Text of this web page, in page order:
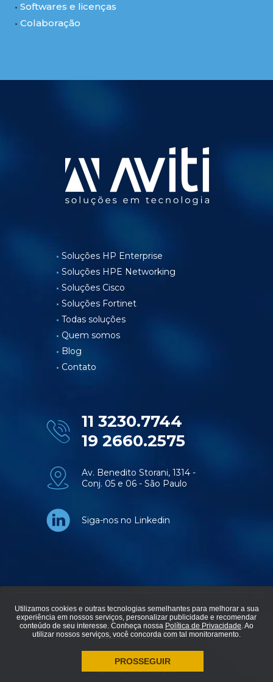
Softwares e licenças
Colaboração
Soluções HP Enterprise
Soluções HPE Networking
Soluções Cisco
Soluções Fortinet
Todas soluções
Quem somos
Blog
Contato
11 3230.7744
19 2660.2575
Av. Benedito Storani, 1314 -
Conj. 05 e 06 - São Paulo
Siga-nos no Linkedin
© Aviti soluções em tecnologia - Todos os direitos reservados.
Política de privacidade
agência de marketing digital
Utilizamos cookies e outras tecnologias semelhantes para melhorar a sua
experiência em nossos serviços, personalizar publicidade e recomendar
conteúdo de seu interesse. Conheça nossa Política de Privacidade. Ao
utilizar nossos serviços, você concorda com tal monitoramento.
PROSSEGUIR